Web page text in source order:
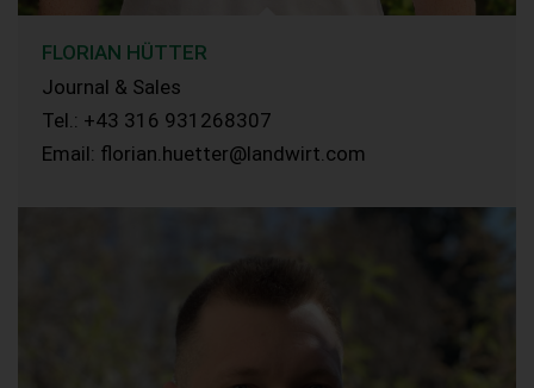
FLORIAN HÜTTER
Journal & Sales
Tel.: +43 316 931268307
Email: florian.huetter@landwirt.com